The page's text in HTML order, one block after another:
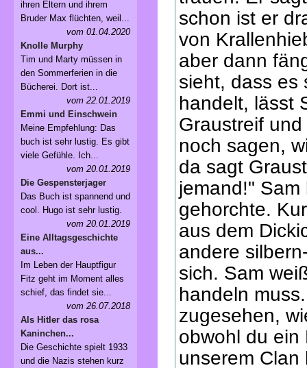
schon ist er
von
aber dann
sieht, dass es
handelt, lässt
Graustreif
noch sagen,
da sagt
jemand!"
gehorchte.
aus dem
andere
sich. Sam
handeln
zugesehen,
obwohl du ein
unserem
ihren Eltern und ihrem
Bruder Max flüchten, weil...
vom 01.04.2020
Knolle Murphy
Tim und Marty müssen in
den Sommerferien in die
Bücherei. Dort ist...
vom 22.01.2019
Emmi und Einschwein
Meine Empfehlung: Das
buch ist sehr lustig. Es gibt
viele Gefühle. Ich...
vom 20.01.2019
Die Gespensterjager
Das Buch ist spannend und
cool. Hugo ist sehr lustig.
vom 20.01.2019
Eine Alltagsgeschichte
aus...
Im Leben der Hauptfigur
Fitz geht im Moment alles
schief, das findet sie...
vom 26.07.2018
Als Hitler das rosa
Kaninchen...
Die Geschichte spielt 1933
und die Nazis stehen kurz